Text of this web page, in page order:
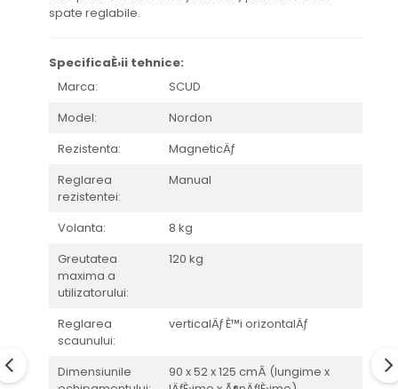
spate reglabile.
SpecificaÈ›ii tehnice:
Marca:
SCUD
Model:
Nordon
Rezistenta:
MagneticÄƒ
Reglarea
rezistentei:
Manual
Volanta:
8 kg
Greutatea
maxima a
utilizatorului:
120 kg
Reglarea
scaunului:
verticalÄƒ È™i orizontalÄƒ
Dimensiunile
90 x 52 x 125 cmÂ (lungime x